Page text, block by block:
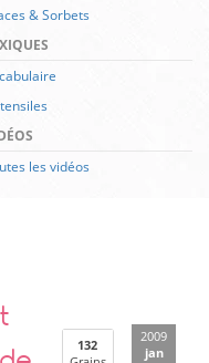
& Sorbets
les vidéos
132
2009
jan